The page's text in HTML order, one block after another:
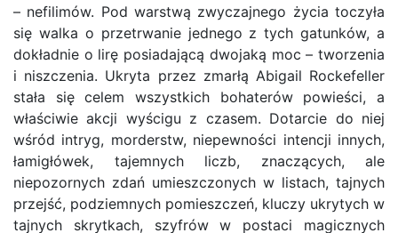
– nefilimów. Pod warstwą zwyczajnego życia toczyła
się walka o przetrwanie jednego z tych gatunków, a
dokładnie o lirę posiadającą dwojaką moc – tworzenia
i niszczenia. Ukryta przez zmarłą Abigail Rockefeller
stała się celem wszystkich bohaterów powieści, a
właściwie akcji wyścigu z czasem. Dotarcie do niej
wśród intryg, morderstw, niepewności intencji innych,
łamigłówek, tajemnych liczb, znaczących, ale
niepozornych zdań umieszczonych w listach, tajnych
przejść, podziemnych pomieszczeń, kluczy ukrytych w
tajnych skrytkach, szyfrów w postaci magicznych